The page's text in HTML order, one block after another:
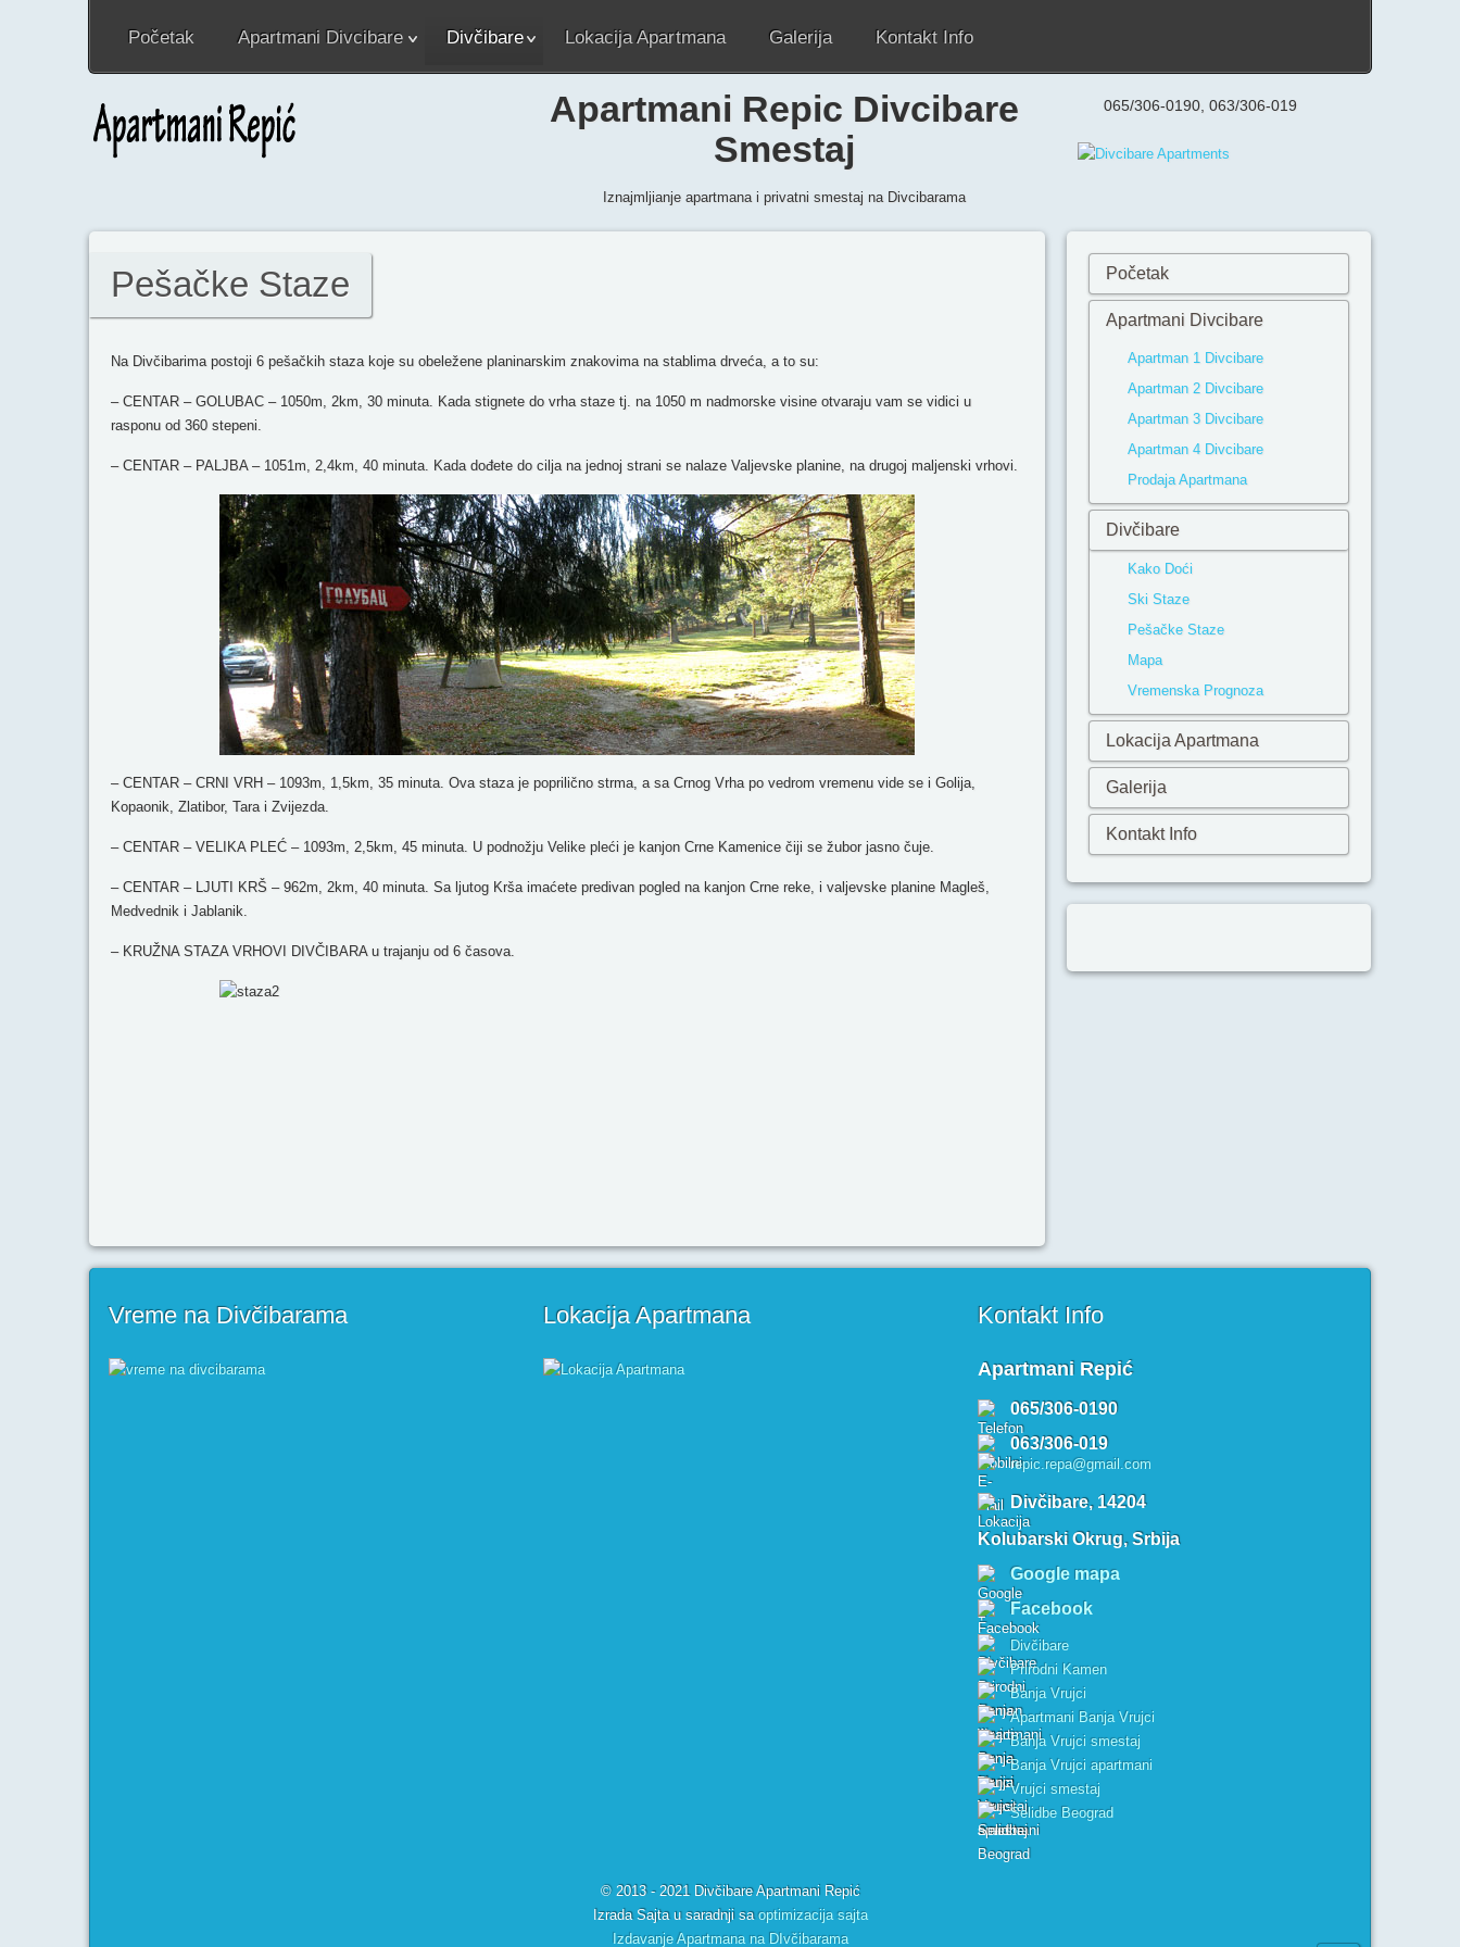
Početak Apartmani Divcibare Divčibare Lokacija Apartmana Galerija Kontakt Info
Apartmani Repic Divcibare
Smestaj
Iznajmljianje apartmana i privatni smestaj na Divcibarama
065/306-0190, 063/306-019
Pešačke Staze
Na Divčibarima postoji 6 pešačkih staza koje su obeležene planinarskim znakovima na stablima drveća, a to su:
– CENTAR – GOLUBAC – 1050m, 2km, 30 minuta. Kada stignete do vrha staze tj. na 1050 m nadmorske visine otvaraju vam se vidici u
rasponu od 360 stepeni.
– CENTAR – PALJBA – 1051m, 2,4km, 40 minuta. Kada dođete do cilja na jednoj strani se nalaze Valjevske planine, na drugoj maljenski vrhovi.
– CENTAR – CRNI VRH – 1093m, 1,5km, 35 minuta. Ova staza je poprilično strma, a sa Crnog Vrha po vedrom vremenu vide se i Golija,
Kopaonik, Zlatibor, Tara i Zvijezda.
– CENTAR – VELIKA PLEĆ – 1093m, 2,5km, 45 minuta. U podnožju Velike pleći je kanjon Crne Kamenice čiji se žubor jasno čuje.
– CENTAR – LJUTI KRŠ – 962m, 2km, 40 minuta. Sa ljutog Krša imaćete predivan pogled na kanjon Crne reke, i valjevske planine Magleš,
Medvednik i Jablanik.
– KRUŽNA STAZA VRHOVI DIVČIBARA u trajanju od 6 časova.
Početak
Apartmani Divcibare
Apartman 1 Divcibare
Apartman 2 Divcibare
Apartman 3 Divcibare
Apartman 4 Divcibare
Prodaja Apartmana
Divčibare
Kako Doći
Ski Staze
Pešačke Staze
Mapa
Vremenska Prognoza
Lokacija Apartmana
Galerija
Kontakt Info
Vreme na Divčibarama Lokacija Apartmana Kontakt Info
Apartmani Repić
065/306-0190
063/306-019
repic.repa@gmail.com
Divčibare, 14204
Kolubarski Okrug, Srbija
Google mapa
Facebook
Divčibare
Prirodni Kamen
Banja Vrujci
Apartmani Banja Vrujci
Banja Vrujci smestaj
Banja Vrujci apartmani
Vrujci smestaj
Selidbe Beograd
© 2013 - 2021 Divčibare Apartmani Repić
Izrada Sajta u saradnji saoptimizacija sajta
Izdavanje Apartmana na DIvčibarama